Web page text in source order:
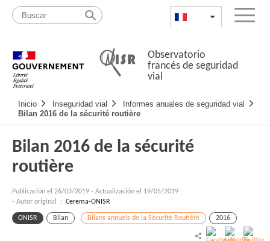
Pasar
contenido
Mapa
web
List additional
Menu
Observatorio
francés de seguridad
vial
Navigation
principale
Inicio Inseguridad vial
Informes anuales de seguridad vial
Bilan 2016 de la sécurité routière
Bilan 2016 de la sécurité
routière
Publicación el 26/03/2019 - Actualización el 19/05/2019
- Autor original : Cerema-ONISR
ONISR Bilan Bilans annuels de la Sécurité Routière 2016